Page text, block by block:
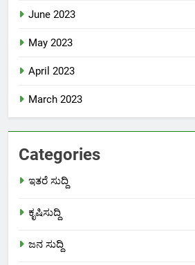
June 2023
May 2023
April 2023
March 2023
Categories
ಇತರೆ ಸುದ್ದಿ
ಕೃಷಿಸುದ್ದಿ
ಜನ ಸುದ್ದಿ